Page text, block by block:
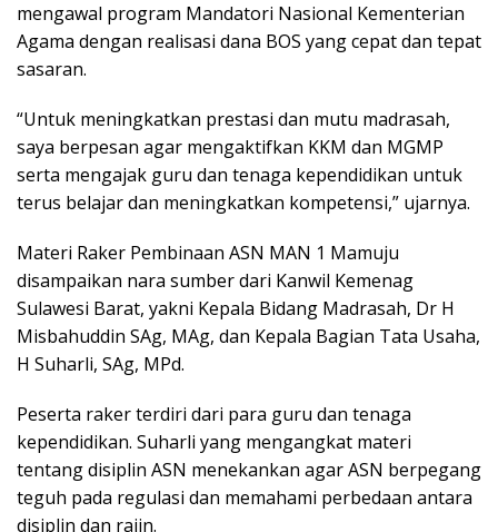
mengawal program Mandatori Nasional Kementerian
Agama dengan realisasi dana BOS yang cepat dan tepat
sasaran.
“Untuk meningkatkan prestasi dan mutu madrasah,
saya berpesan agar mengaktifkan KKM dan MGMP
serta mengajak guru dan tenaga kependidikan untuk
terus belajar dan meningkatkan kompetensi,” ujarnya.
Materi Raker Pembinaan ASN MAN 1 Mamuju
disampaikan nara sumber dari Kanwil Kemenag
Sulawesi Barat, yakni Kepala Bidang Madrasah, Dr H
Misbahuddin SAg, MAg, dan Kepala Bagian Tata Usaha,
H Suharli, SAg, MPd.
Peserta raker terdiri dari para guru dan tenaga
kependidikan. Suharli yang mengangkat materi
tentang disiplin ASN menekankan agar ASN berpegang
teguh pada regulasi dan memahami perbedaan antara
disiplin dan rajin.